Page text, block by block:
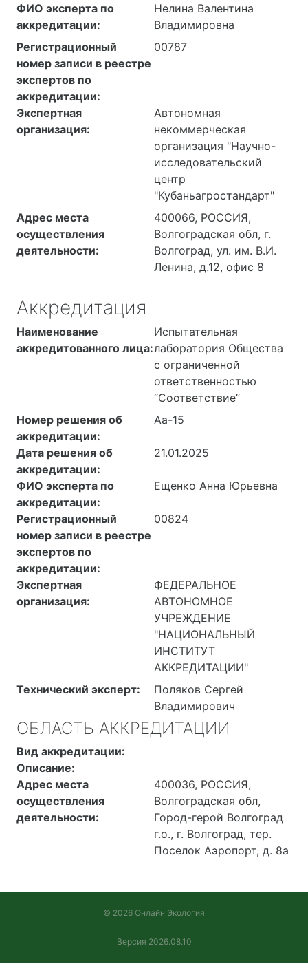
ФИО эксперта по
аккредитации:
Нелина Валентина
Владимировна
Регистрационный
номер записи в реестре
экспертов по
аккредитации:
00787
Экспертная
организация:
Автономная
некоммерческая
организация "Научно-
исследовательский
центр
"Кубаньагростандарт"
Адрес места
осуществления
деятельности:
400066, РОССИЯ,
Волгоградская обл, г.
Волгоград, ул. им. В.И.
Ленина, д.12, офис 8
Аккредитация
Наименование
аккредитованного лица:
Испытательная
лаборатория Общества
с ограниченной
ответственностью
“Соответствие”
Номер решения об
аккредитации:
Аа-15
Дата решения об
аккредитации:
21.01.2025
ФИО эксперта по
аккредитации:
Ещенко Анна Юрьевна
Регистрационный
номер записи в реестре
экспертов по
аккредитации:
00824
Экспертная
организация:
ФЕДЕРАЛЬНОЕ
АВТОНОМНОЕ
УЧРЕЖДЕНИЕ
"НАЦИОНАЛЬНЫЙ
ИНСТИТУТ
АККРЕДИТАЦИИ"
Технический эксперт:
Поляков Сергей
Владимирович
ОБЛАСТЬ АККРЕДИТАЦИИ
Вид аккредитации:
Описание:
Адрес места
осуществления
деятельности:
400036, РОССИЯ,
Волгоградская обл,
Город-герой Волгоград
г.о., г. Волгоград, тер.
Поселок Аэропорт, д. 8а
© 2026 Онлайн Экология
Версия 2026.08.10